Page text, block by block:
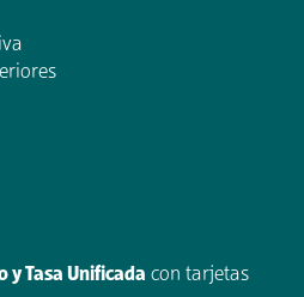
y Tasa Unificada con tarjetas